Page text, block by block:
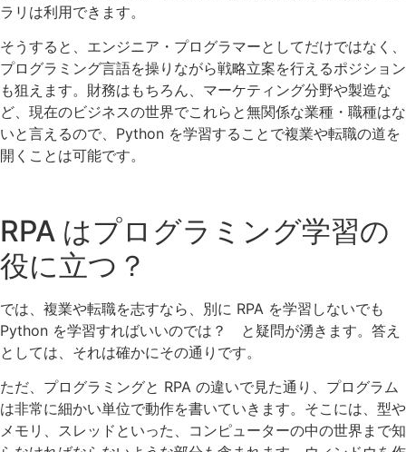
ラリは利用できます。
そうすると、エンジニア・プログラマーとしてだけではなく、
プログラミング言語を操りながら戦略立案を行えるポジション
も狙えます。財務はもちろん、マーケティング分野や製造な
ど、現在のビジネスの世界でこれらと無関係な業種・職種はな
いと言えるので、Python を学習することで複業や転職の道を
開くことは可能です。
RPA はプログラミング学習の
役に立つ？
では、複業や転職を志すなら、別に RPA を学習しないでも
Python を学習すればいいのでは？ と疑問が湧きます。答え
としては、それは確かにその通りです。
ただ、プログラミングと RPA の違いで見た通り、プログラム
は非常に細かい単位で動作を書いていきます。そこには、型や
メモリ、スレッドといった、コンピューターの中の世界まで知